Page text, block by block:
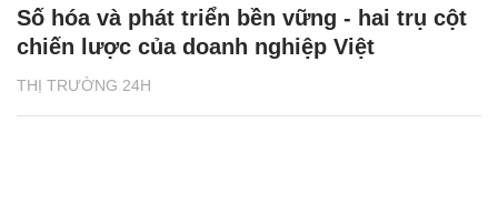
THỊ TRƯỜNG 24H
Số hóa và phát triển bền vững - hai trụ cột
chiến lược của doanh nghiệp Việt